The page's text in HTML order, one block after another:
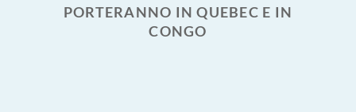
PORTERANNO IN QUEBEC E IN
CONGO